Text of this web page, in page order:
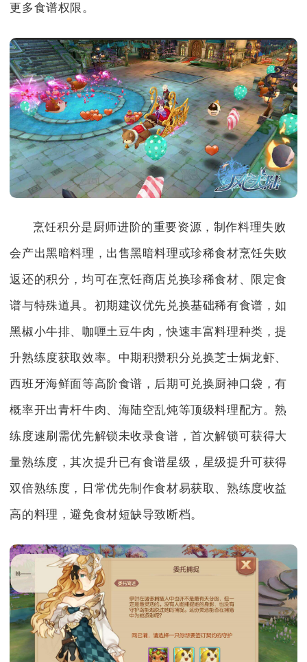
更多食谱权限。
烹饪积分是厨师进阶的重要资源，制作料理失败
会产出黑暗料理，出售黑暗料理或珍稀食材烹饪失败
返还的积分，均可在烹饪商店兑换珍稀食材、限定食
谱与特殊道具。初期建议优先兑换基础稀有食谱，如
黑椒小牛排、咖喱土豆牛肉，快速丰富料理种类，提
升熟练度获取效率。中期积攒积分兑换芝士焗龙虾、
西班牙海鲜面等高阶食谱，后期可兑换厨神口袋，有
概率开出青杆牛肉、海陆空乱炖等顶级料理配方。熟
练度速刷需优先解锁未收录食谱，首次解锁可获得大
量熟练度，其次提升已有食谱星级，星级提升可获得
双倍熟练度，日常优先制作食材易获取、熟练度收益
高的料理，避免食材短缺导致断档。